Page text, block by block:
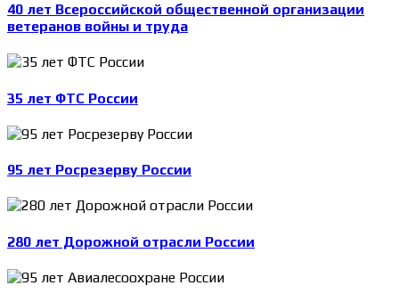
40 лет Всероссийской общественной организации
ветеранов войны и труда
35 лет ФТС России
95 лет Росрезерву России
280 лет Дорожной отрасли России